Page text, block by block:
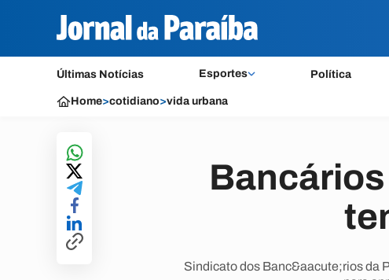
Últimas Notícias Esportes Política
Home>cotidiano>vida urbana
Sindicato dos Banc&aacute;rios da